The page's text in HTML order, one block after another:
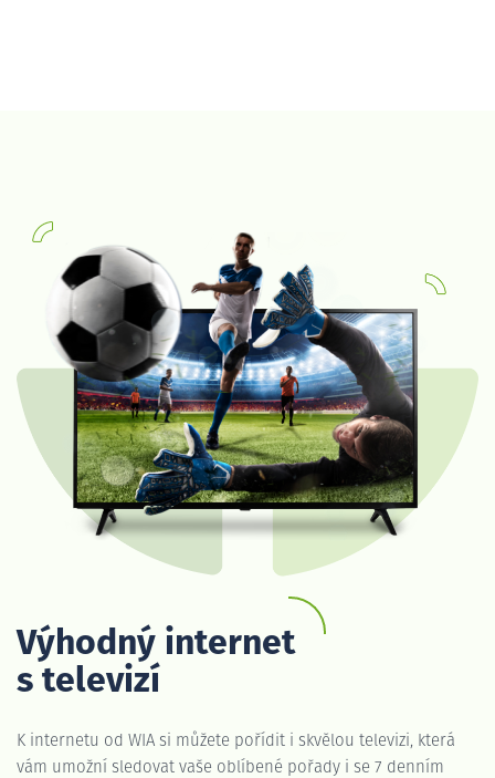
Výhodný internet
s televizí
K internetu od WIA si můžete pořídit i skvělou televizi, která
vám umožní sledovat vaše oblíbené pořady i se 7 denním